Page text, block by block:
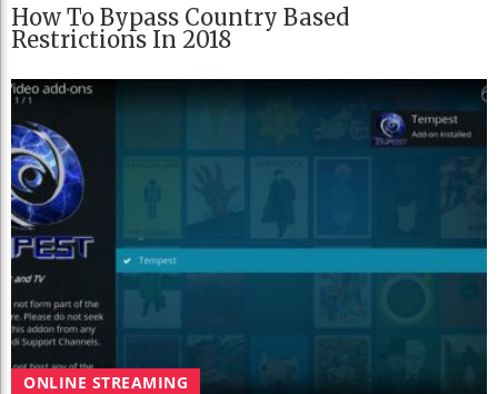
How To Bypass Country Based
Restrictions In 2018
ONLINE STREAMING